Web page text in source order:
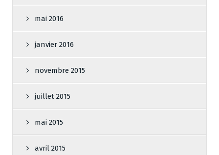
mai 2016
janvier 2016
novembre 2015
juillet 2015
mai 2015
avril 2015